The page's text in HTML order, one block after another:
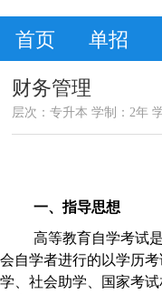
首页 单招
财务管理
层次：专升本 学制：2年
一、指导思想
高等教育自学考试
会自学者进行的以学历考
学、社会助学、国家考